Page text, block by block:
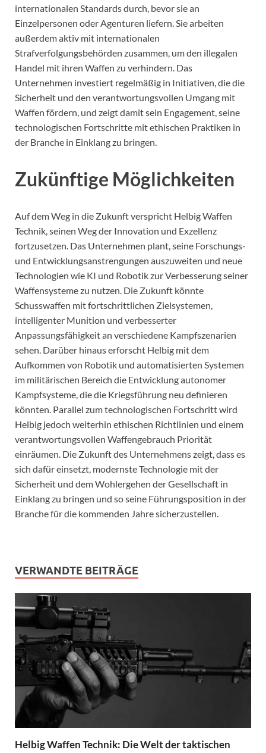
internationalen Standards durch, bevor sie an
Einzelpersonen oder Agenturen liefern. Sie arbeiten
außerdem aktiv mit internationalen
Strafverfolgungsbehörden zusammen, um den illegalen
Handel mit ihren Waffen zu verhindern. Das
Unternehmen investiert regelmäßig in Initiativen, die die
Sicherheit und den verantwortungsvollen Umgang mit
Waffen fördern, und zeigt damit sein Engagement, seine
technologischen Fortschritte mit ethischen Praktiken in
der Branche in Einklang zu bringen.
Zukünftige Möglichkeiten
Auf dem Weg in die Zukunft verspricht Helbig Waffen
Technik, seinen Weg der Innovation und Exzellenz
fortzusetzen. Das Unternehmen plant, seine Forschungs-
und Entwicklungsanstrengungen auszuweiten und neue
Technologien wie KI und Robotik zur Verbesserung seiner
Waffensysteme zu nutzen. Die Zukunft könnte
Schusswaffen mit fortschrittlichen Zielsystemen,
intelligenter Munition und verbesserter
Anpassungsfähigkeit an verschiedene Kampfszenarien
sehen. Darüber hinaus erforscht Helbig mit dem
Aufkommen von Robotik und automatisierten Systemen
im militärischen Bereich die Entwicklung autonomer
Kampfsysteme, die die Kriegsführung neu definieren
könnten. Parallel zum technologischen Fortschritt wird
Helbig jedoch weiterhin ethischen Richtlinien und einem
verantwortungsvollen Waffengebrauch Priorität
einräumen. Die Zukunft des Unternehmens zeigt, dass es
sich dafür einsetzt, modernste Technologie mit der
Sicherheit und dem Wohlergehen der Gesellschaft in
Einklang zu bringen und so seine Führungsposition in der
Branche für die kommenden Jahre sicherzustellen.
VERWANDTE BEITRÄGE
Helbig Waffen Technik: Die Welt der taktischen